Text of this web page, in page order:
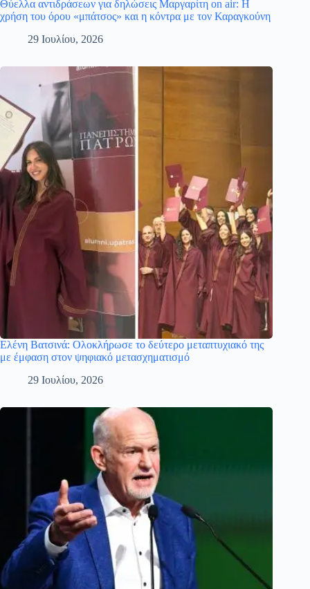
Θύελλα αντιδράσεων για δηλώσεις Μαργαρίτη on air: Η
χρήση του όρου «μπάτσος» και η κόντρα με τον Καραγκούνη
29 Ιουλίου, 2026
Ελένη Βατσινά: Ολοκλήρωσε το δεύτερο μεταπτυχιακό της
με έμφαση στον ψηφιακό μετασχηματισμό
29 Ιουλίου, 2026